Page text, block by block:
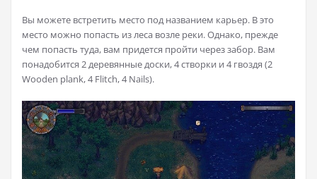
Вы можете встретить место под названием карьер. В это
место можно попасть из леса возле реки. Однако, прежде
чем попасть туда, вам придется пройти через забор. Вам
понадобится 2 деревянные доски, 4 створки и 4 гвоздя (2
Wooden plank, 4 Flitch, 4 Nails).